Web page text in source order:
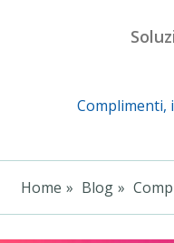
Complimenti,
Home Blog